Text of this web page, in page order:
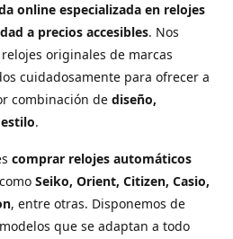
online especializada en relojes
a precios accesibles. Nos
originales de marcas
cuidadosamente para ofrecer a
combinación de diseño,
.
comprar relojes automáticos
Seiko, Orient, Citizen, Casio,
, entre otras. Disponemos de
que se adaptan a todo